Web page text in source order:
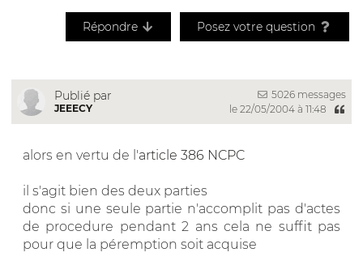
Répondre Posez votre question
Publié par
JEEECY
5026 messages
le 22/05/2004 à 11:48
alors en vertu de l'article 386 NCPC
il s'agit bien des deux parties
donc si une seule partie n'accomplit pas d'actes
de procedure pendant 2 ans cela ne suffit pas
pour que la péremption soit acquise